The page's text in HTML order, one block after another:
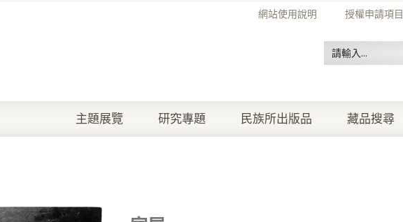
網站使用說明 授權申請項目
主題展覽 研究專題 民族所出版品 藏品搜尋